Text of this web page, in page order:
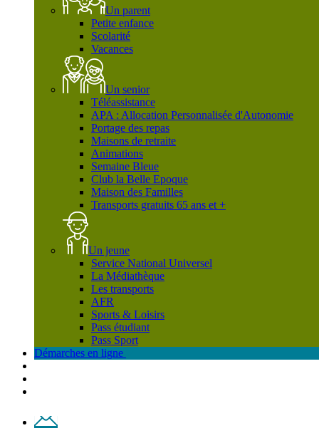
Un parent
Petite enfance
Scolarité
Vacances
Un senior
Téléassistance
APA : Allocation Personnalisée d'Autonomie
Portage des repas
Maisons de retraite
Animations
Semaine Bleue
Club la Belle Epoque
Maison des Familles
Transports gratuits 65 ans et +
Un jeune
Service National Universel
La Médiathèque
Les transports
AFR
Sports & Loisirs
Pass étudiant
Pass Sport
Démarches en ligne
Contact